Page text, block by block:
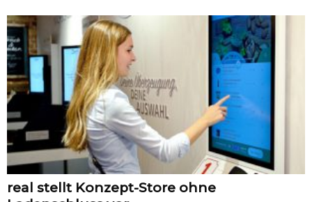
real stellt Konzept-Store ohne